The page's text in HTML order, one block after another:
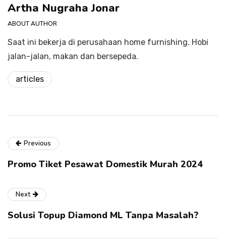
Artha Nugraha Jonar
ABOUT AUTHOR
Saat ini bekerja di perusahaan home furnishing. Hobi
jalan-jalan, makan dan bersepeda.
articles
Previous
Promo Tiket Pesawat Domestik Murah 2024
Next
Solusi Topup Diamond ML Tanpa Masalah?